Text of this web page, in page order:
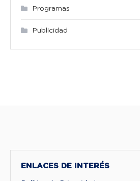
Programas
Publicidad
ENLACES DE INTERÉS